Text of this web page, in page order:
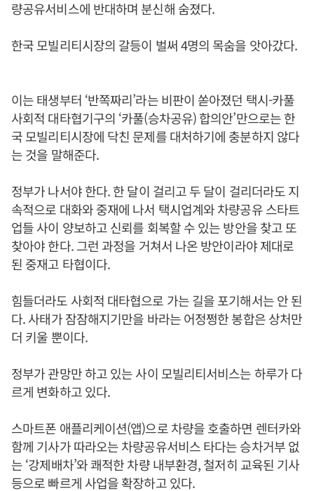
량공유서비스에 반대하며 분신해 숨졌다.
한국 모빌리티시장의 갈등이 벌써 4명의 목숨을 앗아갔다.
이는 태생부터 ‘반쪽짜리’라는 비판이 쏟아졌던 택시-카풀
사회적 대타협기구의 ‘카풀(승차공유) 합의안’만으로는 한
국 모빌리티시장에 닥친 문제를 대처하기에 충분하지 않다
는 것을 말해준다.
정부가 나서야 한다. 한 달이 걸리고 두 달이 걸리더라도 지
속적으로 대화와 중재에 나서 택시업계와 차량공유 스타트
업들 사이 양보하고 신뢰를 회복할 수 있는 방안을 찾고 또
찾아야 한다. 그런 과정을 거쳐서 나온 방안이라야 제대로
된 중재고 타협이다.
힘들더라도 사회적 대타협으로 가는 길을 포기해서는 안 된
다. 사태가 잠잠해지기만을 바라는 어정쩡한 봉합은 상처만
더 키울 뿐이다.
정부가 관망만 하고 있는 사이 모빌리티서비스는 하루가 다
르게 변화하고 있다.
스마트폰 애플리케이션(앱)으로 차량을 호출하면 렌터카와
함께 기사가 따라오는 차량공유서비스 타다는 승차거부 없
는 ‘강제배차’와 쾌적한 차량 내부환경, 철저히 교육된 기사
등으로 빠르게 사업을 확장하고 있다.